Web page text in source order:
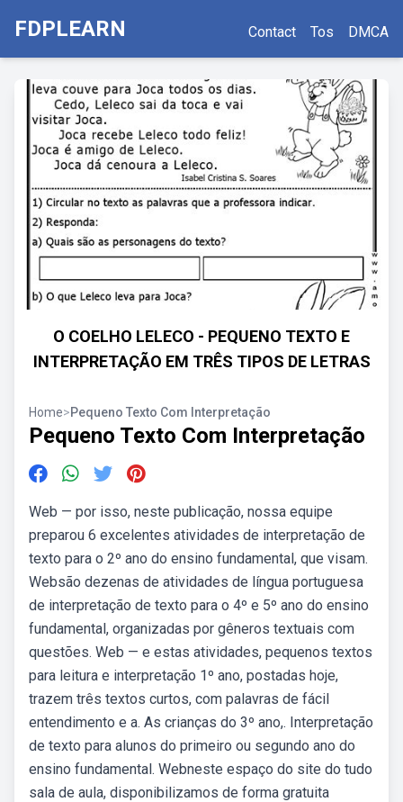
FDPLEARN Contact Tos DMCA
O COELHO LELECO - PEQUENO TEXTO E
INTERPRETAÇÃO EM TRÊS TIPOS DE LETRAS
Home>Pequeno Texto Com Interpretação
Pequeno Texto Com Interpretação
Web — por isso, neste publicação, nossa equipe
preparou 6 excelentes atividades de interpretação de
texto para o 2º ano do ensino fundamental, que visam.
Websão dezenas de atividades de língua portuguesa
de interpretação de texto para o 4º e 5º ano do ensino
fundamental, organizadas por gêneros textuais com
questões. Web — e estas atividades, pequenos textos
para leitura e interpretação 1º ano, postadas hoje,
trazem três textos curtos, com palavras de fácil
entendimento e a. As crianças do 3º ano,. Interpretação
de texto para alunos do primeiro ou segundo ano do
ensino fundamental. Webneste espaço do site do tudo
sala de aula, disponibilizamos de forma gratuita